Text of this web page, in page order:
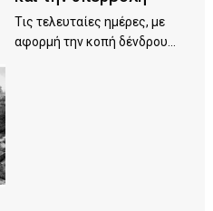
Τις τελευταίες ημέρες, με
αφορμή την κοπή δένδρου...